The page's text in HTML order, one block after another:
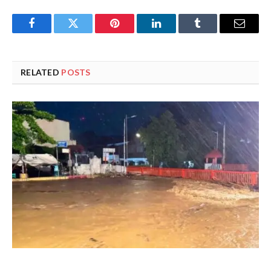
FacebookTwitter Pinterest LinkedInTumblr Email
RELATED POSTS